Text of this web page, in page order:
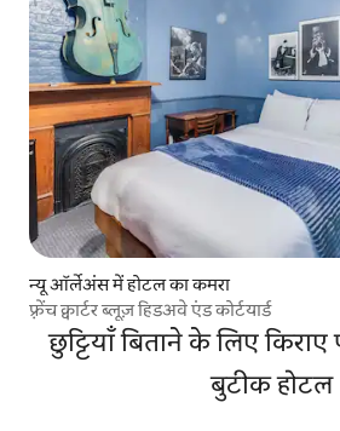
न्यू ऑर्लेअंस में होटल का कमरा
फ़्रेंच क्वार्टर ब्लूज़ हिडअवे एंड कोर्टयार्ड
छुट्टियाँ बिताने के लिए
बुटीक होटल